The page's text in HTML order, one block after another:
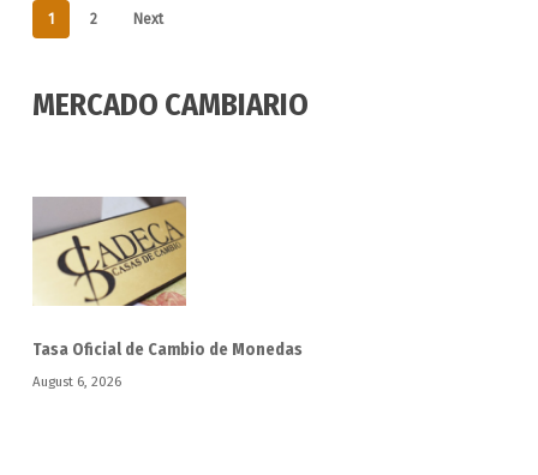
1 2 Next
MERCADO CAMBIARIO
Tasa Oficial de Cambio de Monedas
August 6, 2026